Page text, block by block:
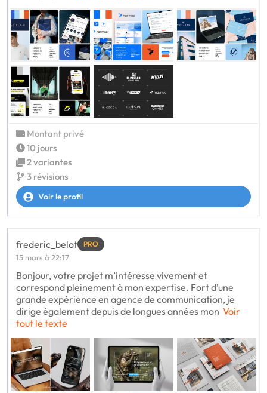
Montant privé
10 jours
2 variantes
3 révisions
Voir le profil
frederic_belot PRO
15 mars à 22:17
Bonjour, votre projet m’intéresse vivement et
correspond pleinement à mon expertise. Fort d’une
grande expérience en agence de communication, je
dirige également depuis de longues années mon Voir
tout le texte